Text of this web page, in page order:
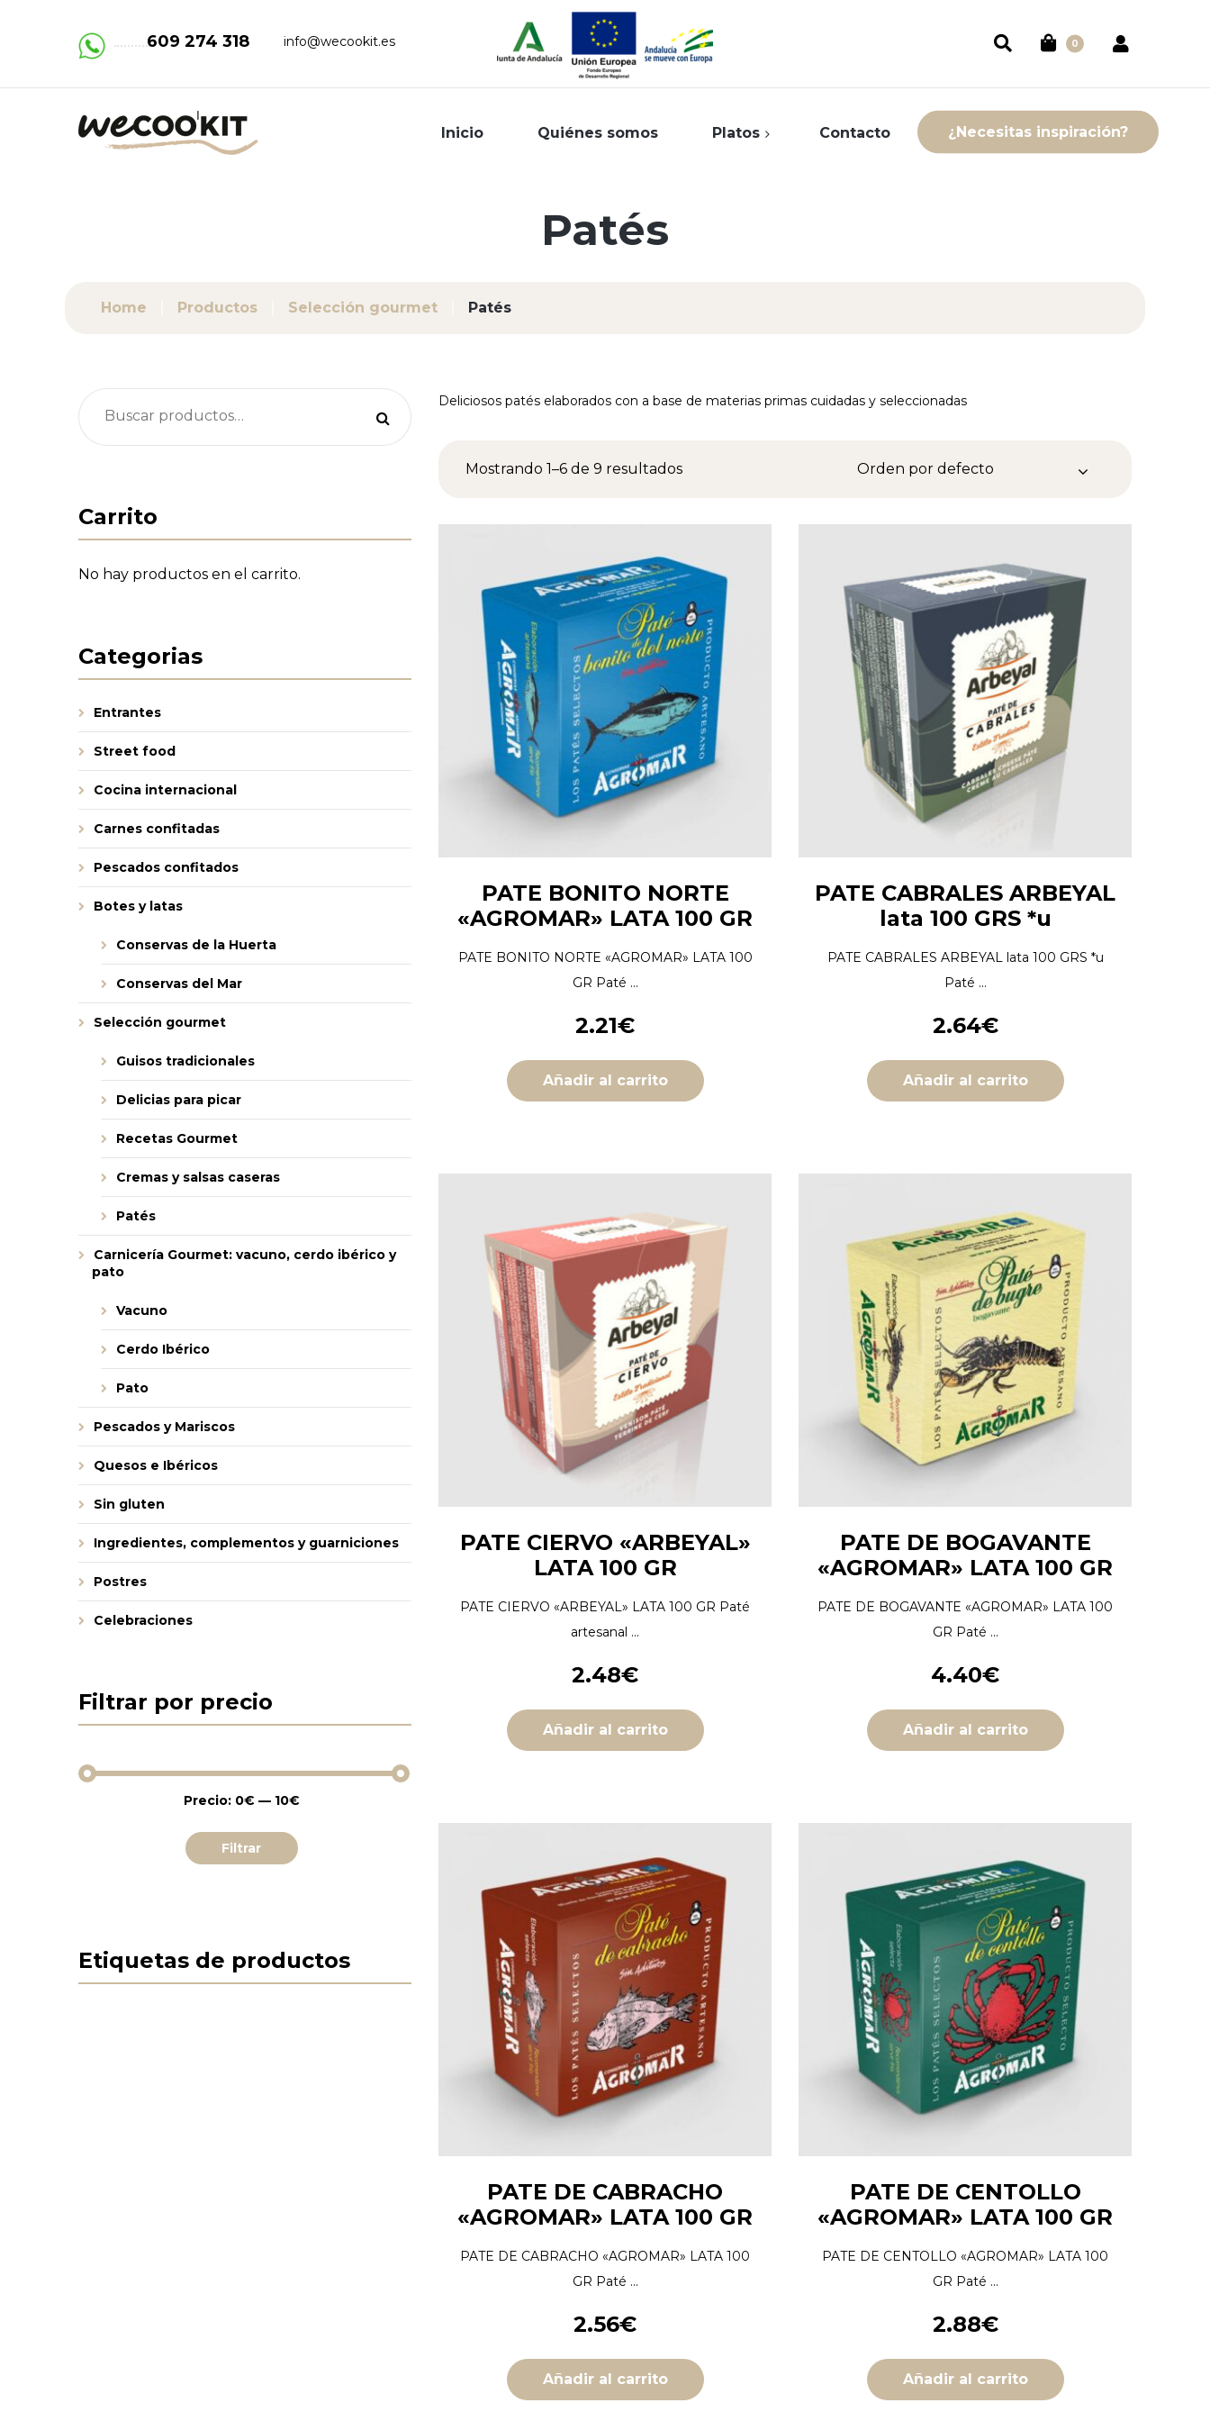
609 274 318 info@wecookit.es 0
Inicio Quiénes somos Platos
Pescados confitados
Selección gourmet
Pescados y Mariscos
Quesos e Ibéricos
Sin gluten
Ingredientes,
complementos y
guarniciones
Postres
Celebraciones
Contacto ¿Necesitas inspiración?
Patés
Home Productos Selección gourmet Patés
Deliciosos patés elaborados con a base de materias primas cuidadas y seleccionadas
Mostrando 1–6 de 9 resultados
PATE BONITO NORTE
«AGROMAR» LATA 100 GR
PATE BONITO NORTE «AGROMAR» LATA 100
GR Paté ...
2.21€
Añadir al carrito
PATE CABRALES ARBEYAL
lata 100 GRS *u
PATE CABRALES ARBEYAL lata 100 GRS *u
Paté ...
2.64€
Añadir al carrito
PATE CIERVO «ARBEYAL»
LATA 100 GR
PATE CIERVO «ARBEYAL» LATA 100 GR Paté
artesanal ...
2.48€
Añadir al carrito
PATE DE BOGAVANTE
«AGROMAR» LATA 100 GR
PATE DE BOGAVANTE «AGROMAR» LATA 100
GR Paté ...
4.40€
Añadir al carrito
PATE DE CABRACHO
«AGROMAR» LATA 100 GR
PATE DE CABRACHO «AGROMAR» LATA 100
GR Paté ...
2.56€
Añadir al carrito
PATE DE CENTOLLO
«AGROMAR» LATA 100 GR
PATE DE CENTOLLO «AGROMAR» LATA 100
GR Paté ...
2.88€
Añadir al carrito
Buscar
por:
Carrito
No hay productos en el carrito.
Categorias
Entrantes
Street food
Cocina internacional
Carnes confitadas
Pescados confitados
Botes y latas
Conservas de la Huerta
Conservas del Mar
Selección gourmet
Guisos tradicionales
Delicias para picar
Recetas Gourmet
Cremas y salsas caseras
Patés
Carnicería Gourmet: vacuno, cerdo ibérico y
pato
Vacuno
Cerdo Ibérico
Pato
Pescados y Mariscos
Quesos e Ibéricos
Sin gluten
Ingredientes, complementos y guarniciones
Postres
Celebraciones
Filtrar por precio
Filtrar
Precio: 0€ — 10€
Etiquetas de productos